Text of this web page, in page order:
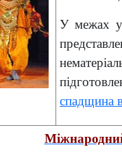
У межах
спадщина